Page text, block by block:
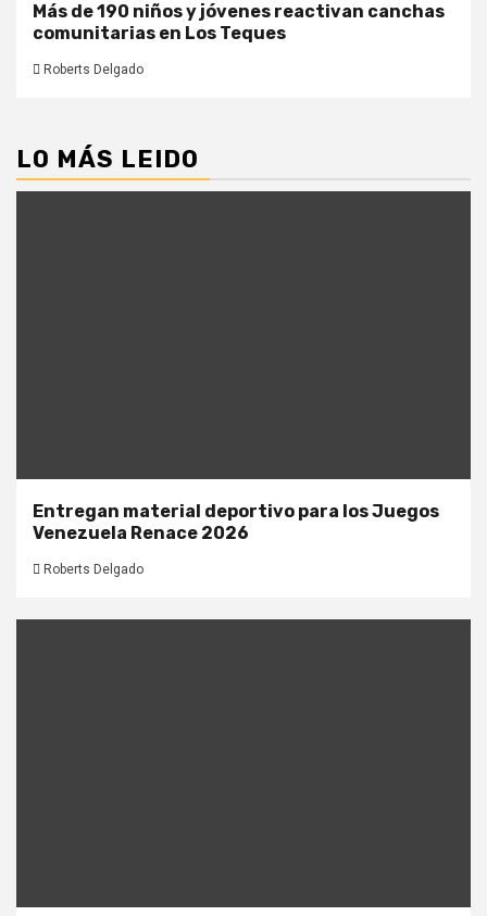
Más de 190 niños y jóvenes reactivan canchas
comunitarias en Los Teques
Roberts Delgado
LO MÁS LEIDO
Entregan material deportivo para los Juegos
Venezuela Renace 2026
Roberts Delgado